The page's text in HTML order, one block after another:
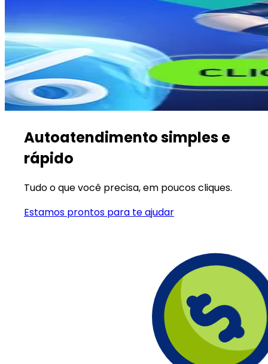
Autoatendimento simples e
rápido
Tudo o que você precisa, em poucos cliques.
Estamos prontos para te ajudar